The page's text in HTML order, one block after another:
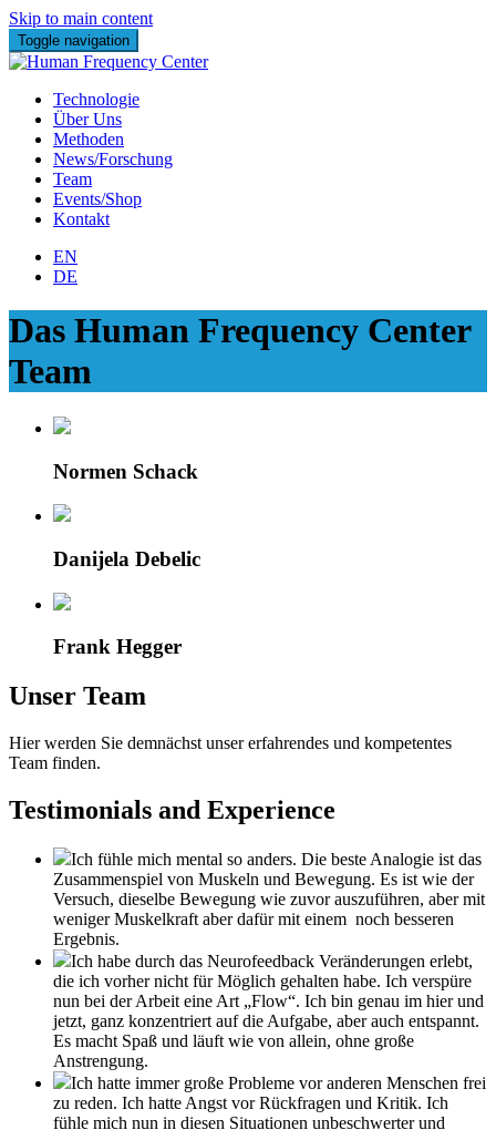
Skip to main content
Toggle navigation
Technologie
Über Uns
Methoden
News/Forschung
Team
Events/Shop
Kontakt
EN
DE
Das Human Frequency Center
Team
Normen Schack
Danijela Debelic
Frank Hegger
Unser Team
Hier werden Sie demnächst unser erfahrendes und kompetentes
Team finden.
Testimonials and Experience
Ich fühle mich mental so anders. Die beste Analogie ist das
Zusammenspiel von Muskeln und Bewegung. Es ist wie der
Versuch, dieselbe Bewegung wie zuvor auszuführen, aber mit
weniger Muskelkraft aber dafür mit einem noch besseren
Ergebnis.
Ich habe durch das Neurofeedback Veränderungen erlebt,
die ich vorher nicht für Möglich gehalten habe. Ich verspüre
nun bei der Arbeit eine Art „Flow“. Ich bin genau im hier und
jetzt, ganz konzentriert auf die Aufgabe, aber auch entspannt.
Es macht Spaß und läuft wie von allein, ohne große
Anstrengung.
Ich hatte immer große Probleme vor anderen Menschen frei
zu reden. Ich hatte Angst vor Rückfragen und Kritik. Ich
fühle mich nun in diesen Situationen unbeschwerter und